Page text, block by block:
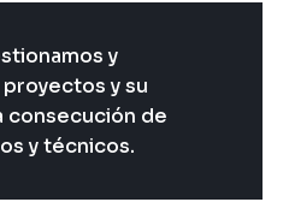
y
y su
consecución de
y técnicos.